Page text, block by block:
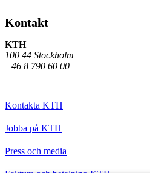
Kontakt
KTH
100 44 Stockholm
+46 8 790 60 00
Kontakta KTH
Jobba på KTH
Press och media